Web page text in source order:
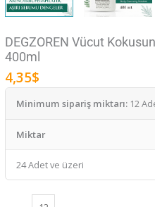
DEGZOREN Vücut
400ml
4,35$
Minimum sipariş miktarı:12
Miktar
24 Adet ve üzeri